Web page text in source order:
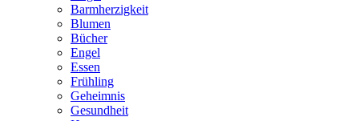
Barmherzigkeit
Blumen
Bücher
Engel
Essen
Frühling
Geheimnis
Gesundheit